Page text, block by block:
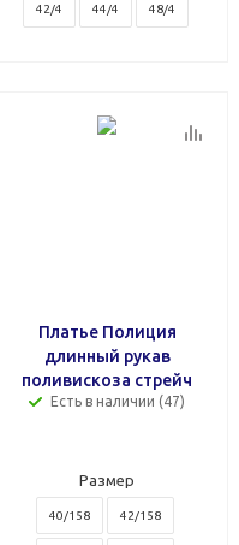
42/4 44/4 48/4
Платье Полиция
длинный рукав
поливискоза стрейч
Есть в наличии (47)
Размер
40/158 42/158